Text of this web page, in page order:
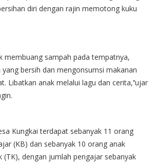
diri dengan rajin memotong kuku
membuang sampah pada tempatnya,
bersih dan mengonsumsi makanan
Libatkan anak melalui lagu dan cerita,’’ujar
Kungkai terdapat sebanyak 11 orang
(KB) dan sebanyak 10 orang anak
(TK), dengan jumlah pengajar sebanyak